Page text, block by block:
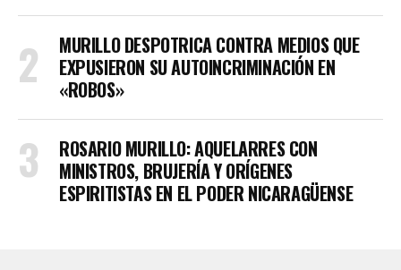
MURILLO DESPOTRICA CONTRA MEDIOS QUE
EXPUSIERON SU AUTOINCRIMINACIÓN EN
«ROBOS»
ROSARIO MURILLO: AQUELARRES CON
MINISTROS, BRUJERÍA Y ORÍGENES
ESPIRITISTAS EN EL PODER NICARAGÜENSE